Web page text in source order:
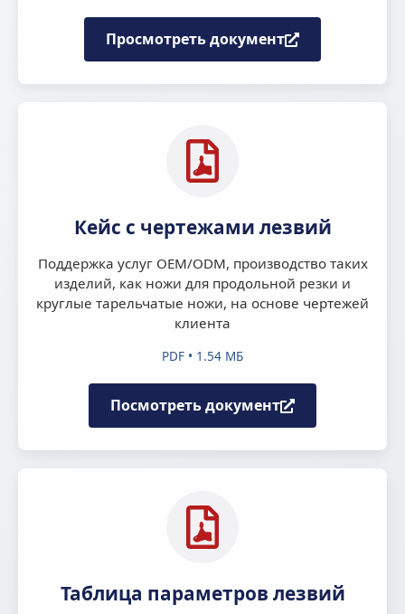
Просмотреть документ
Кейс с чертежами лезвий
Поддержка услуг OEM/ODM, производство таких
изделий, как ножи для продольной резки и
круглые тарельчатые ножи, на основе чертежей
клиента
PDF • 1.54 МБ
Посмотреть документ
Таблица параметров лезвий